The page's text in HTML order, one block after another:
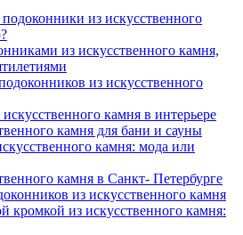
из искусственного
из искусственного камня,
из искусственного
камня в интерьере
камня для бани и сауны
камня: мода или
камня в Санкт- Петербурге
из искусственного камня
кромкой из искусственного камня: